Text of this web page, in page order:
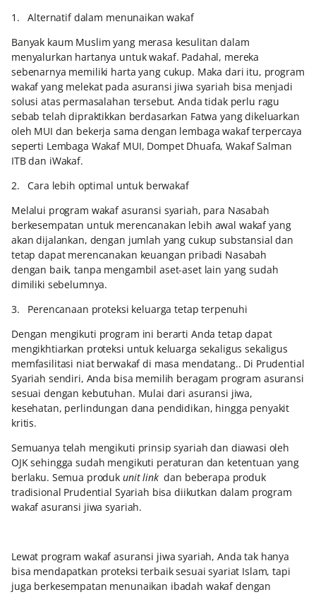
1. Alternatif dalam menunaikan wakaf
Banyak kaum Muslim yang merasa kesulitan dalam
menyalurkan hartanya untuk wakaf. Padahal, mereka
sebenarnya memiliki harta yang cukup. Maka dari itu, program
wakaf yang melekat pada asuransi jiwa syariah bisa menjadi
solusi atas permasalahan tersebut. Anda tidak perlu ragu
sebab telah dipraktikkan berdasarkan Fatwa yang dikeluarkan
oleh MUI dan bekerja sama dengan lembaga wakaf terpercaya
seperti Lembaga Wakaf MUI, Dompet Dhuafa, Wakaf Salman
ITB dan iWakaf.
2. Cara lebih optimal untuk berwakaf
Melalui program wakaf asuransi syariah, para Nasabah
berkesempatan untuk merencanakan lebih awal wakaf yang
akan dijalankan, dengan jumlah yang cukup substansial dan
tetap dapat merencanakan keuangan pribadi Nasabah
dengan baik, tanpa mengambil aset-aset lain yang sudah
dimiliki sebelumnya.
3. Perencanaan proteksi keluarga tetap terpenuhi
Dengan mengikuti program ini berarti Anda tetap dapat
mengikhtiarkan proteksi untuk keluarga sekaligus sekaligus
memfasilitasi niat berwakaf di masa mendatang.. Di Prudential
Syariah sendiri, Anda bisa memilih beragam program asuransi
sesuai dengan kebutuhan. Mulai dari asuransi jiwa,
kesehatan, perlindungan dana pendidikan, hingga penyakit
kritis.
Semuanya telah mengikuti prinsip syariah dan diawasi oleh
OJK sehingga sudah mengikuti peraturan dan ketentuan yang
berlaku. Semua produk unit linkdan beberapa produk
tradisional Prudential Syariah bisa diikutkan dalam program
wakaf asuransi jiwa syariah.
Lewat program wakaf asuransi jiwa syariah, Anda tak hanya
bisa mendapatkan proteksi terbaik sesuai syariat Islam, tapi
juga berkesempatan menunaikan ibadah wakaf dengan